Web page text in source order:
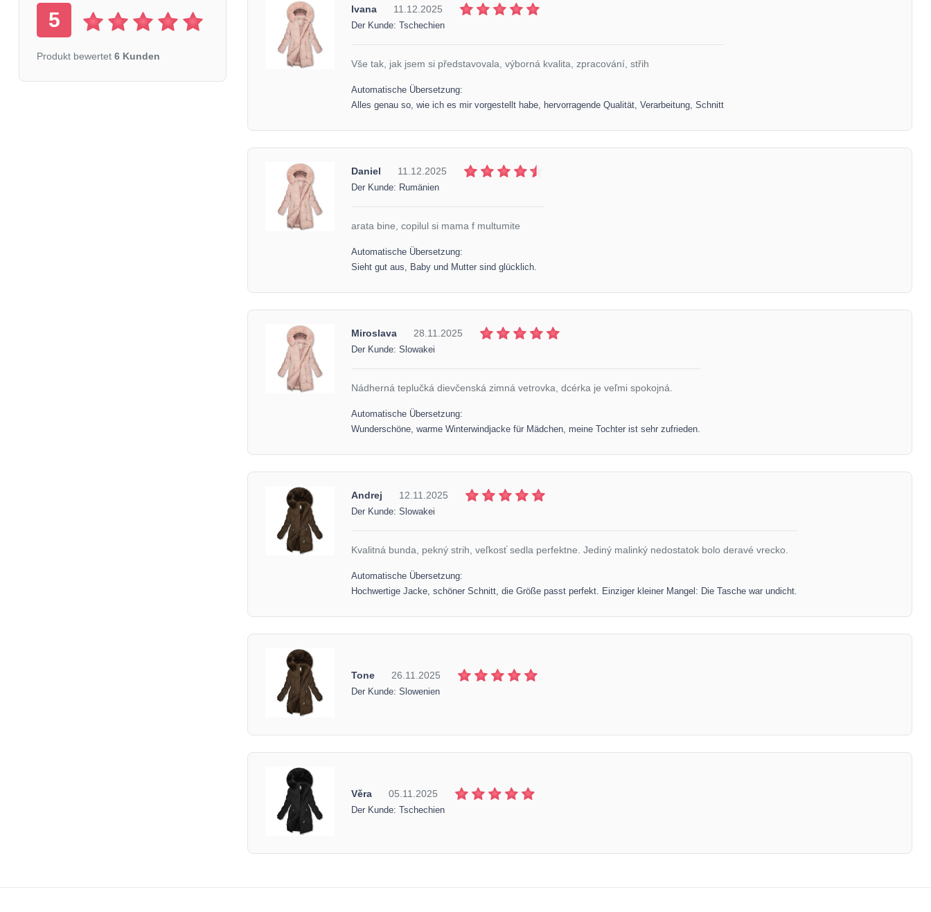
5
Produkt bewertet 6 Kunden
Ivana 11.12.2025
Der Kunde: Tschechien
Vše tak, jak jsem si představovala, výborná kvalita, zpracování, střih
Automatische Übersetzung:
Alles genau so, wie ich es mir vorgestellt habe, hervorragende Qualität, Verarbeitung, Schnitt
Daniel 11.12.2025
Der Kunde: Rumänien
arata bine, copilul si mama f multumite
Automatische Übersetzung:
Sieht gut aus, Baby und Mutter sind glücklich.
Miroslava 28.11.2025
Der Kunde: Slowakei
Nádherná teplučká dievčenská zimná vetrovka, dcérka je veľmi spokojná.
Automatische Übersetzung:
Wunderschöne, warme Winterwindjacke für Mädchen, meine Tochter ist sehr zufrieden.
Andrej 12.11.2025
Der Kunde: Slowakei
Kvalitná bunda, pekný strih, veľkosť sedla perfektne. Jediný malinký nedostatok bolo deravé vrecko.
Automatische Übersetzung:
Hochwertige Jacke, schöner Schnitt, die Größe passt perfekt. Einziger kleiner Mangel: Die Tasche war undicht.
Tone 26.11.2025
Der Kunde: Slowenien
Věra 05.11.2025
Der Kunde: Tschechien